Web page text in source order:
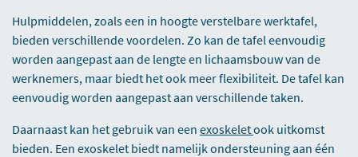
Hulpmiddelen, zoals een in hoogte verstelbare werktafel,
bieden verschillende voordelen. Zo kan de tafel eenvoudig
worden aangepast aan de lengte en lichaamsbouw van de
werknemers, maar biedt het ook meer flexibiliteit. De tafel kan
eenvoudig worden aangepast aan verschillende taken.
Daarnaast kan het gebruik van een exoskeletook uitkomst
bieden. Een exoskelet biedt namelijk ondersteuning aan één